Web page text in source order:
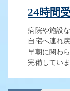
24時間
病院や施設
自宅へ連れ
早朝に関わ
完備してい